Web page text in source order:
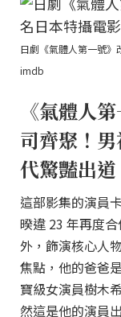
日劇《氣體人第一號》
imdb
《氣體人
司齊聚！
代驚豔出道
這部影集的演員
暌違 23 年再度合
外，飾演核心人
焦點，他的爸爸
寶級女演員樹木
然這是他的演員